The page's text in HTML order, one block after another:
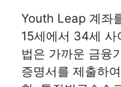
Youth Leap 계좌
15세에서 34세 사
법은 가까운 금융
증명서를 제출하